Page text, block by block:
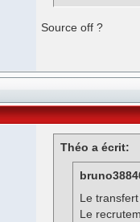
Source off ?
Théo a écrit:
Le
Le